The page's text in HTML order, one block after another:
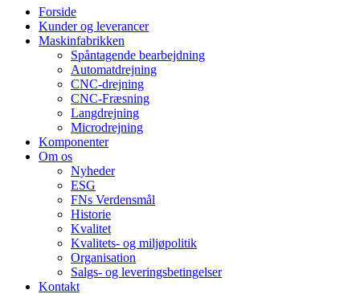
Forside
Kunder og leverancer
Maskinfabrikken
Spåntagende bearbejdning
Automatdrejning
CNC-drejning
CNC-Fræsning
Langdrejning
Microdrejning
Komponenter
Om os
Nyheder
ESG
FNs Verdensmål
Historie
Kvalitet
Kvalitets- og miljøpolitik
Organisation
Salgs- og leveringsbetingelser
Kontakt